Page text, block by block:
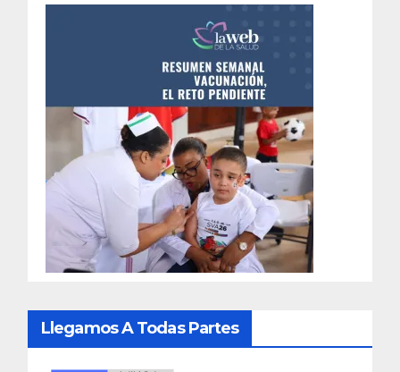
Llegamos A Todas Partes